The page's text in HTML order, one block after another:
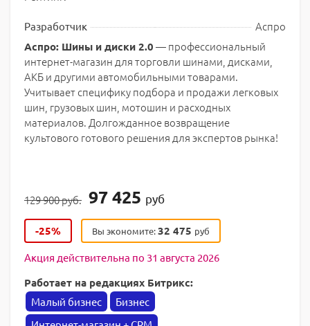
Разработчик Аспро
Аспро: Шины и диски 2.0 — профессиональный
интернет-магазин для торговли шинами, дисками,
АКБ и другими автомобильными товарами.
Учитывает специфику подбора и продажи легковых
шин, грузовых шин, мотошин и расходных
материалов. Долгожданное возвращение
культового готового решения для экспертов рынка!
129 900 руб. 97 425 руб
-25% Вы экономите:32 475 руб
Акция действительна по 31 августа 2026
Работает на редакциях Битрикс:
Малый бизнес
Бизнес